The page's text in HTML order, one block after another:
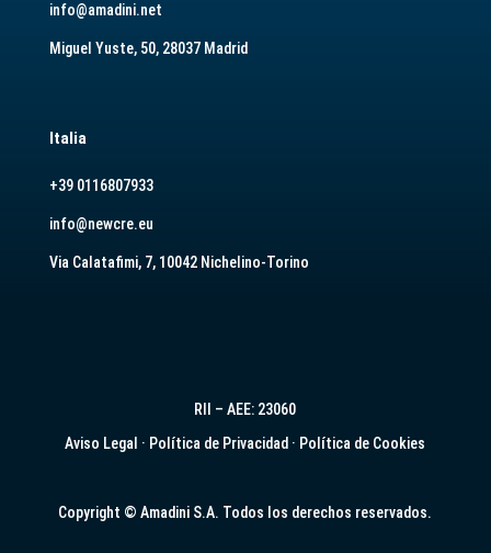
info@amadini.net
Miguel Yuste, 50, 28037 Madrid
Italia
+39 0116807933
info@newcre.eu
Via Calatafimi, 7, 10042 Nichelino-Torino
RII – AEE: 23060
Aviso Legal · Política de Privacidad · Política de Cookies
Copyright © Amadini S.A. Todos los derechos reservados.